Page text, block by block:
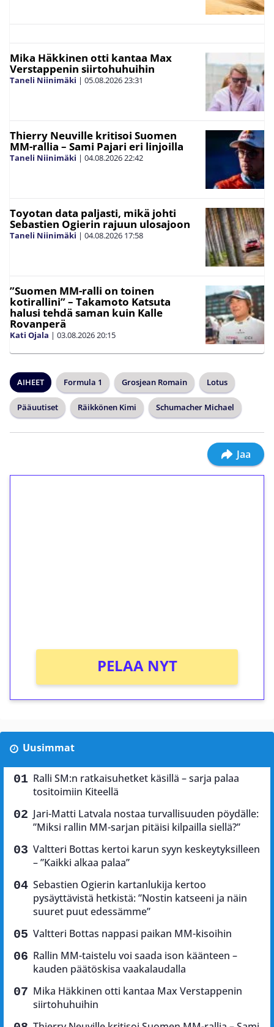
Mika Häkkinen otti kantaa Max
Verstappenin siirtohuhuihin
Taneli Niinimäki | 05.08.202623:31
Thierry Neuville kritisoi Suomen
MM-rallia – Sami Pajari eri linjoilla
Taneli Niinimäki | 04.08.202622:42
Toyotan data paljasti, mikä johti
Sebastien Ogierin rajuun ulosajoon
Taneli Niinimäki | 04.08.2026 17:58
”Suomen MM-ralli on toinen
kotirallini” – Takamoto Katsuta
halusi tehdä saman kuin Kalle
Rovanperä
Kati Ojala | 03.08.202620:15
AIHEET Formula 1 Grosjean Romain Lotus
Pääuutiset Räikkönen Kimi Schumacher Michael
Jaa
PELAA NYT
Uusimmat
Ralli SM:n ratkaisuhetket käsillä – sarja palaa
tositoimiin Kiteellä
Jari-Matti Latvala nostaa turvallisuuden pöydälle:
”Miksi rallin MM-sarjan pitäisi kilpailla siellä?”
Valtteri Bottas kertoi karun syyn keskeytyksilleen
– ”Kaikki alkaa palaa”
Sebastien Ogierin kartanlukija kertoo
pysäyttävistä hetkistä: ”Nostin katseeni ja näin
suuret puut edessämme”
Valtteri Bottas nappasi paikan MM-kisoihin
Rallin MM-taistelu voi saada ison käänteen –
kauden päätöskisa vaakalaudalla
Mika Häkkinen otti kantaa Max Verstappenin
siirtohuhuihin